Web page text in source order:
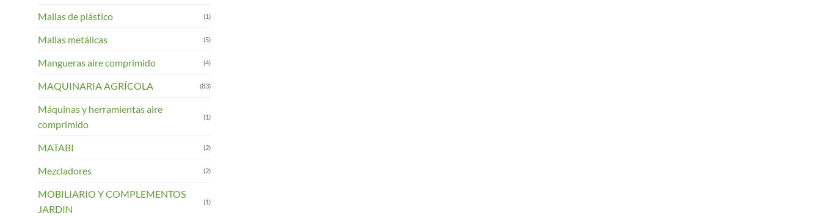
Mallas de plástico (1)
Mallas metálicas (5)
Mangueras aire comprimido (4)
MAQUINARIA AGRÍCOLA (83)
Máquinas y herramientas aire
comprimido
(1)
MATABI (2)
Mezcladores (2)
MOBILIARIO Y COMPLEMENTOS
JARDIN
(1)